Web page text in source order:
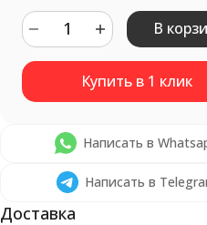
В
Написать в
Написать в